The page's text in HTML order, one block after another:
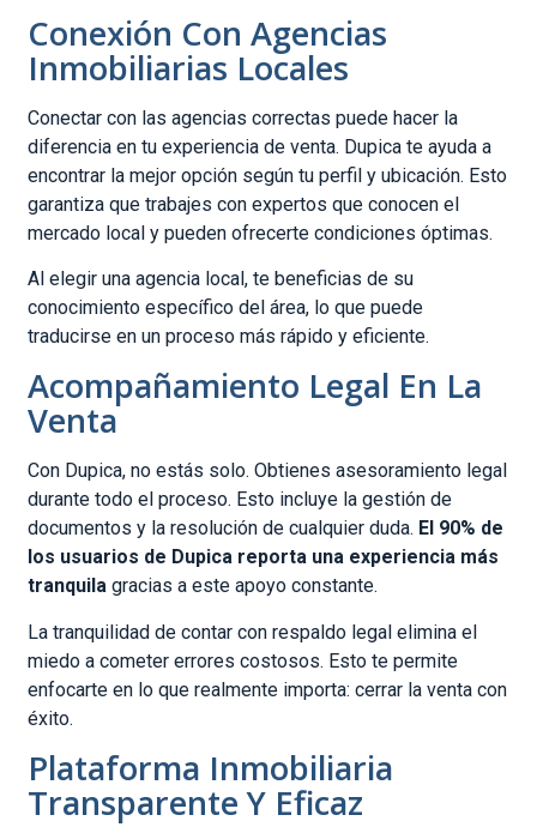
Conexión Con Agencias
Inmobiliarias Locales
Conectar con las agencias correctas puede hacer la
diferencia en tu experiencia de venta. Dupica te ayuda a
encontrar la mejor opción según tu perfil y ubicación. Esto
garantiza que trabajes con expertos que conocen el
mercado local y pueden ofrecerte condiciones óptimas.
Al elegir una agencia local, te beneficias de su
conocimiento específico del área, lo que puede
traducirse en un proceso más rápido y eficiente.
Acompañamiento Legal En La
Venta
Con Dupica, no estás solo. Obtienes asesoramiento legal
durante todo el proceso. Esto incluye la gestión de
documentos y la resolución de cualquier duda. El 90% de
los usuarios de Dupica reporta una experiencia más
tranquila gracias a este apoyo constante.
La tranquilidad de contar con respaldo legal elimina el
miedo a cometer errores costosos. Esto te permite
enfocarte en lo que realmente importa: cerrar la venta con
éxito.
Plataforma Inmobiliaria
Transparente Y Eficaz